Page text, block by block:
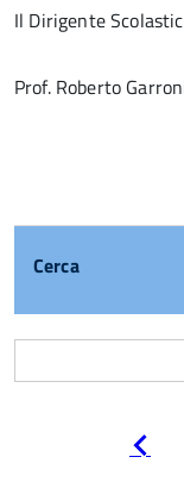
Il Dirigente
Prof. Roberto
Cerca